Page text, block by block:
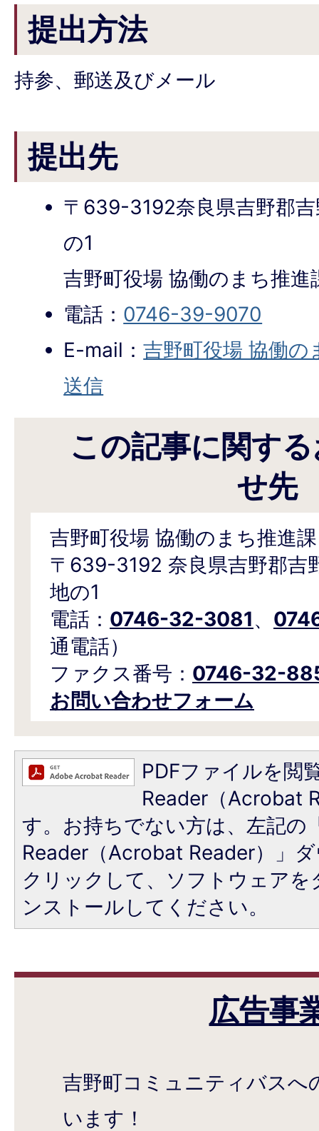
提出方法
持参、郵送及びメール
提出先
〒639-3192奈良県吉野郡
の1
吉野町役場 協働のまち推進
電話： 0746-39-9070
E-mail：吉野町役場 協働の
送信
この記事に関す
せ先
吉野町役場 協働のまち推進課
〒639-3192 奈良県吉野郡吉
地の1
電話： 0746-32-3081、
通電話）
ファクス番号： 0746-32-
お問い合わせフォーム
PDFファイルを閲
Reader（Acrobat
す。お持ちでない方は、左記の
Reader（Acrobat Reader）」
クリックして、ソフトウェア
ンストールしてください。
広告事
吉野町コミュニティバスへ
います！